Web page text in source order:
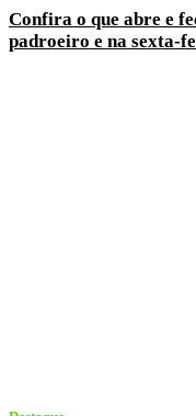
Confira o que abre e
padroeiro e na sexta-